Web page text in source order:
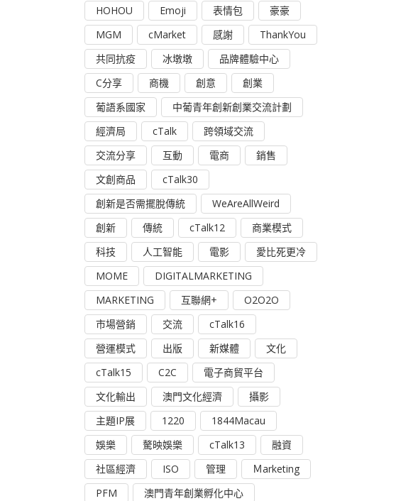
HOHOU
Emoji 表情包
豪豪
MGM
cMarket 感謝
ThankYou
共同抗疫
冰墩墩
品牌體驗中心
C分享
商機 創意
創業
葡語系國家
中葡青年創新創業交流計劃
經濟局
cTalk
跨領域交流
交流分享
互動 電商
銷售
文創商品
cTalk30
創新是否需擺脫傳統
WeAreAllWeird
創新
傳統 cTalk12
商業模式
科技
人工智能 電影
愛比死更冷
MOME
DIGITALMARKETING
MARKETING
互聯網+
O2O2O
市場營銷
交流
cTalk16
營運模式
出版 新媒體
文化
cTalk15
C2C
電子商貿平台
文化輸出
澳門文化經濟
攝影
主題IP展
1220
1844Macau
娛樂
驁映娛樂 cTalk13
融資
社區經濟
ISO 管理
Ｍarketing
PFM
澳門青年創業孵化中心